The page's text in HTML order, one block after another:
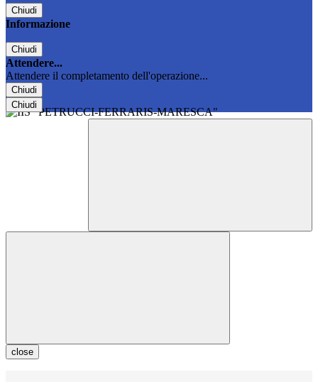
Chiudi
Informazione
Chiudi
Attendere...
Attendere il completamento dell'operazione...
Chiudi
Chiudi
close